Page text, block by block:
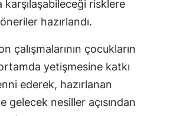
risklere
hazırlandı.
çalışmalarının çocukların
yetişmesine katkı
ederek, hazırlanan
gelecek nesiller açısından